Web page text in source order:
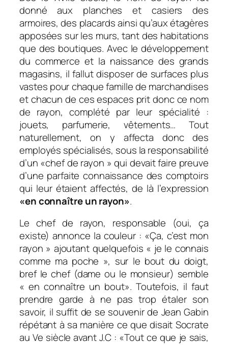
donné aux planches et casiers des
armoires, des placards ainsi qu’aux étagères
apposées sur les murs, tant des habitations
que des boutiques. Avec le développement
du commerce et la naissance des grands
magasins, il fallut disposer de surfaces plus
vastes pour chaque famille de marchandises
et chacun de ces espaces prit donc ce nom
de rayon, complété par leur spécialité :
jouets, parfumerie, vêtements… Tout
naturellement, on y affecta donc des
employés spécialisés, sous la responsabilité
d’un «chef de rayon » qui devait faire preuve
d’une parfaite connaissance des comptoirs
qui leur étaient affectés, de là l’expression
«en connaître un rayon».
Le chef de rayon, responsable (oui, ça
existe) annonce la couleur : «Ça, c’est mon
rayon » ajoutant quelquefois « je le connais
comme ma poche », sur le bout du doigt,
bref le chef (dame ou le monsieur) semble
« en connaître un bout». Toutefois, il faut
prendre garde à ne pas trop étaler son
savoir, il suffit de se souvenir de Jean Gabin
répétant à sa manière ce que disait Socrate
au Ve siècle avant J.C : «Tout ce que je sais,